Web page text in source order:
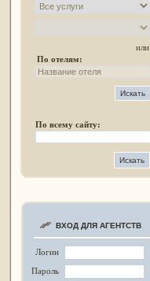
или
По отелям:
По всему сайту:
ВХОД ДЛЯ АГЕНТСТВ
Логин
Пароль